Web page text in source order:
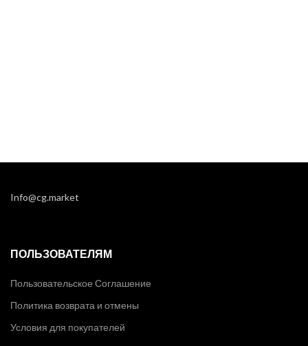
Info@cg.market
ПОЛЬЗОВАТЕЛЯМ
Пользовательское Соглашение
Политика возврата и отмены
Условия для покупателей